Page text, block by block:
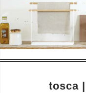
tosca